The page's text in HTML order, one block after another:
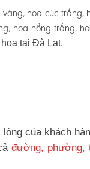
hoa cúc trắng,
hoa hồng trắng,
tại Đà Lạt.
của khách
đường, phường,